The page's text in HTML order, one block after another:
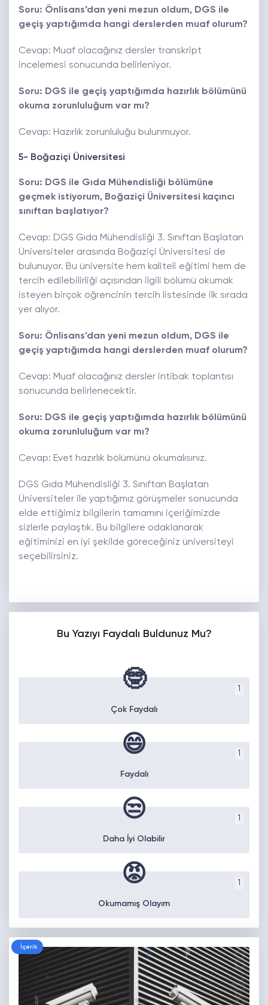
Soru: Önlisans’dan yeni mezun oldum, DGS ile
geçiş yaptığımda hangi derslerden muaf olurum?
Cevap: Muaf olacağınız dersler transkript
incelemesi sonucunda belirleniyor.
Soru: DGS ile geçiş yaptığımda hazırlık bölümünü
okuma zorunluluğum var mı?
Cevap: Hazırlık zorunluluğu bulunmuyor.
5- Boğaziçi Üniversitesi
Soru: DGS ile Gıda Mühendisliği bölümüne
geçmek istiyorum, Boğaziçi Üniversitesi kaçıncı
sınıftan başlatıyor?
Cevap: DGS Gıda Mühendisliği 3. Sınıftan Başlatan
Üniversiteler arasında Boğaziçi Üniversitesi de
bulunuyor. Bu üniversite hem kaliteli eğitimi hem de
tercih edilebilirliği açısından ilgili bölümü okumak
isteyen birçok öğrencinin tercih listesinde ilk sırada
yer alıyor.
Soru: Önlisans’dan yeni mezun oldum, DGS ile
geçiş yaptığımda hangi derslerden muaf olurum?
Cevap: Muaf olacağınız dersler intibak toplantısı
sonucunda belirlenecektir.
Soru: DGS ile geçiş yaptığımda hazırlık bölümünü
okuma zorunluluğum var mı?
Cevap: Evet hazırlık bölümünü okumalısınız.
DGS Gıda Mühendisliği 3. Sınıftan Başlatan
Üniversiteler ile yaptığımız görüşmeler sonucunda
elde ettiğimiz bilgilerin tamamını içeriğimizde
sizlerle paylaştık. Bu bilgilere odaklanarak
eğitiminizi en iyi şekilde göreceğiniz üniversiteyi
seçebilirsiniz.
Bu Yazıyı Faydalı Buldunuz Mu?
🤓
Çok Faydalı
😄
Faydalı
😒
Daha İyi Olabilir
😡
Okumamış Olayım
İçerik